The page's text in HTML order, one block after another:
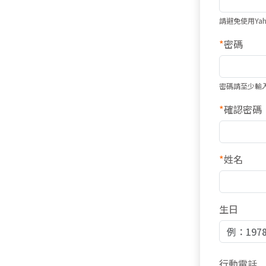
請避免使用
*密碼
密碼請至少輸
*確認密碼
*姓名
生日